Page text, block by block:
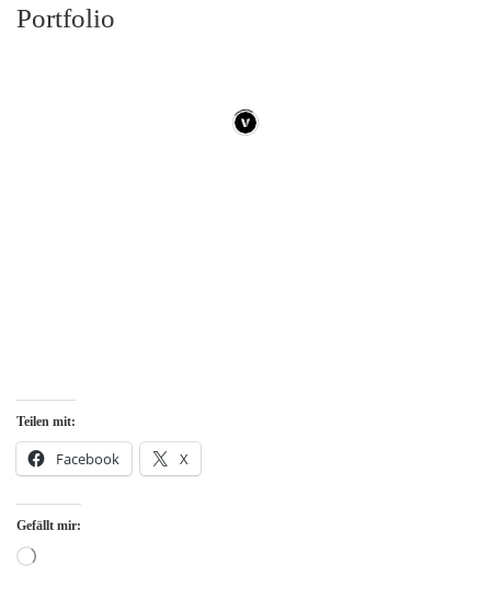
Portfolio
Teilen mit:
Facebook X
Gefällt mir:
Wird